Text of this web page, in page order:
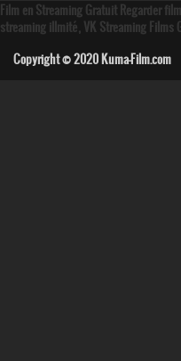
Film en Streaming Gratuit Regarder
streaming illmité, VK Streaming Films
Copyright © 2020Kuma-Film.com